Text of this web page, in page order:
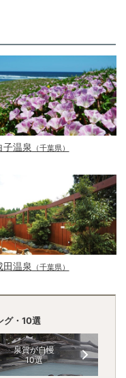
子温泉 （千葉県）
田温泉 （千葉県）
グ・10選
泉質が自慢
10選